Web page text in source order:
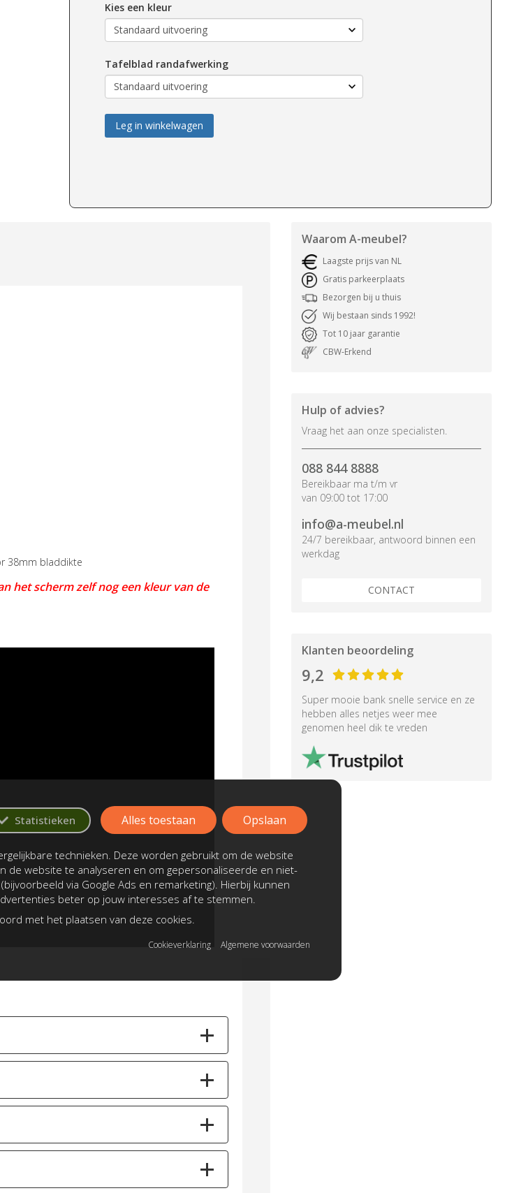
Kies een kleur
Tafelblad randafwerking
Leg in winkelwagen
38mm bladdikte
het scherm zelf nog een kleur van de
Waarom A-meubel?
Laagste prijs van NL
Gratis parkeerplaats
Bezorgen bij u thuis
Wij bestaan sinds 1992!
Tot 10 jaar garantie
CBW-Erkend
Hulp of advies?
Vraag het aan onze specialisten.
088 844 8888
Bereikbaar ma t/m vr
van 09:00 tot 17:00
info@a-meubel.nl
24/7 bereikbaar, antwoord binnen een
werkdag
CONTACT
Klanten beoordeling
9,2
Super mooie bank snelle service en ze
hebben alles netjes weer mee
genomen heel dik te vreden
Statistieken
technieken. Deze worden gebruikt om de website
de website te analyseren en om gepersonaliseerde en niet-
via Google Ads en remarketing). Hierbij kunnen
beter op jouw interesses af te stemmen.
met het plaatsen van deze cookies.
Alles toestaan Opslaan
Cookieverklaring Algemene voorwaarden